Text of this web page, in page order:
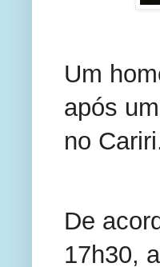
Um
após
no
De
17h30,